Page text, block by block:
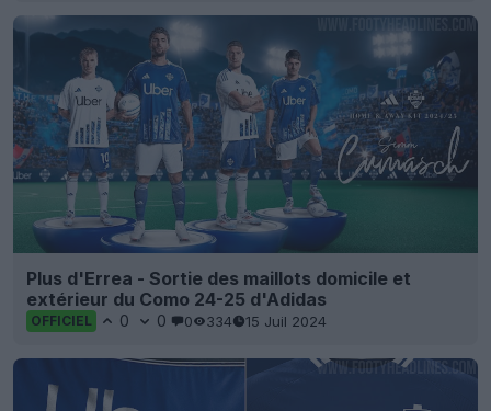
Plus d'Errea - Sortie des maillots domicile et
extérieur du Como 24-25 d'Adidas
OFFICIEL 0 0 0 334 15 Juil 2024